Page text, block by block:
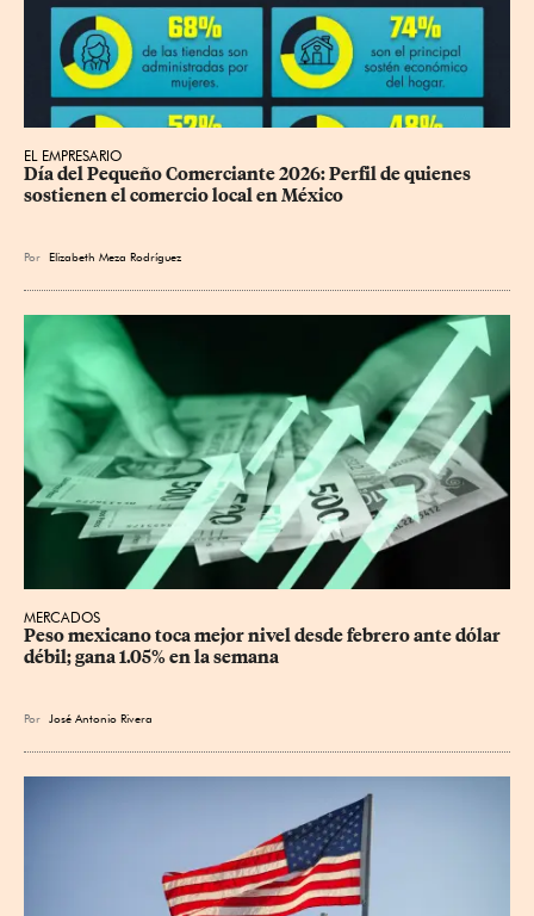
EL EMPRESARIO
Día del Pequeño Comerciante 2026: Perfil de quienes
sostienen el comercio local en México
Por Elizabeth Meza Rodríguez
MERCADOS
Peso mexicano toca mejor nivel desde febrero ante dólar
débil; gana 1.05% en la semana
Por José Antonio Rivera